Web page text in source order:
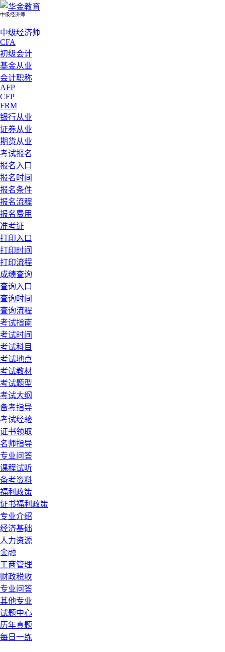
中级经济师
中级经济师
CFA
初级会计
基金从业
会计职称
AFP
CFP
FRM
银行从业
证券从业
期货从业
考试报名
报名入口
报名时间
报名条件
报名流程
报名费用
准考证
打印入口
打印时间
打印流程
成绩查询
查询入口
查询时间
查询流程
考试指南
考试时间
考试科目
考试地点
考试教材
考试题型
考试大纲
备考指导
考试经验
证书领取
名师指导
专业问答
课程试听
备考资料
福利政策
证书福利政策
专业介绍
经济基础
人力资源
金融
工商管理
财政税收
专业问答
其他专业
试题中心
历年真题
每日一练